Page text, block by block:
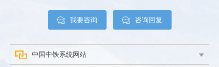
我要咨询 咨询回复
中国中铁系统网站